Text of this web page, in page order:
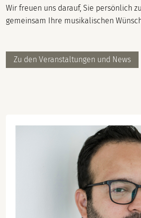
Wir freuen uns darauf, Sie persönlich
gemeinsam Ihre musikalischen
Zu den Veranstaltungen und News